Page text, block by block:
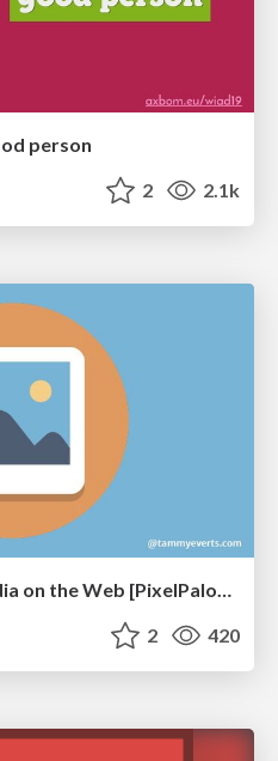
person
2 2.1k
The Hidden Cost of Media on the Web [PixelPalooza 2025]
2 420